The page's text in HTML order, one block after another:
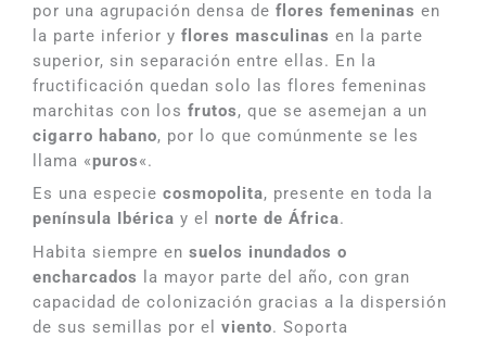
por una agrupación densa de flores femeninas en
la parte inferior y flores masculinas en la parte
superior, sin separación entre ellas. En la
fructificación quedan solo las flores femeninas
marchitas con los frutos, que se asemejan a un
cigarro habano, por lo que comúnmente se les
llama «puros«.
Es una especie cosmopolita, presente en toda la
península Ibérica y el norte de África.
Habita siempre en suelos inundados o
encharcados
la mayor parte del año, con gran
capacidad de colonización gracias a la dispersión
de sus semillas por el viento. Soporta